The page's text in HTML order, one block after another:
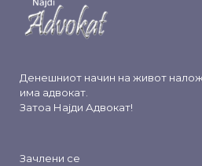
Денешниот начин на живот
има адвокат.
Затоа Најди Адвокат!
Зачлени се